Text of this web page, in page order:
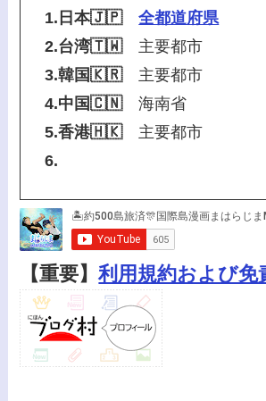
1.日本🇯🇵
全都道府県
2.台湾🇹🇼主要都市
3.韓国🇰🇷主要都市
4.中国🇨🇳海南省
5.香港🇭🇰主要都市
6.
【重要】利用規約および免